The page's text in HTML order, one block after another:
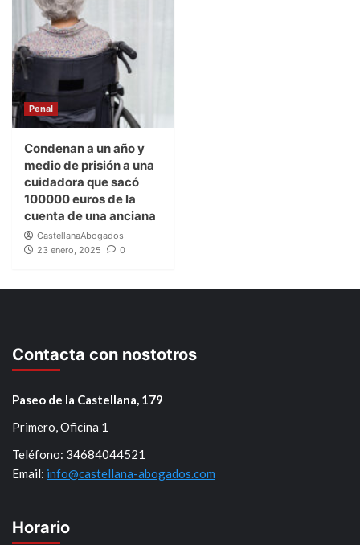
Penal
Condenan a un año y
medio de prisión a una
cuidadora que sacó
100000 euros de la
cuenta de una anciana
CastellanaAbogados
23 enero, 2025
0
Contacta con nostotros
Paseo de la Castellana, 179
Primero, Oficina 1
Teléfono: 34684044521
Email: info@castellana-abogados.com
Horario